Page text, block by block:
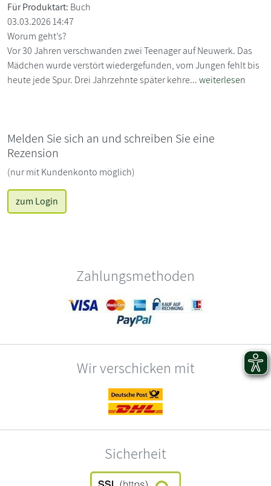
Für Produktart: Buch
03.03.2026 14:47
Worum geht’s?
Vor 30 Jahren verschwanden zwei Teenager auf Neuwerk. Das
Mädchen wurde verstört wiedergefunden, vom Jungen fehlt bis
heute jede Spur. Drei Jahrzehnte später kehre...weiterlesen
Melden Sie sich an und schreiben Sie eine
Rezension
(nur mit Kundenkonto möglich)
zum Login
Zahlungsmethoden
Wir verschicken mit
Sicherheit